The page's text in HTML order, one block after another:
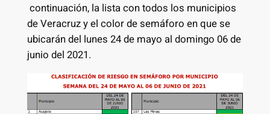
continuación, la lista con todos los municipios
de Veracruz y el color de semáforo en que se
ubicarán del lunes 24 de mayo al domingo 06 de
junio del 2021.